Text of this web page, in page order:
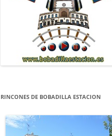
RINCONES DE BOBADILLA ESTACION